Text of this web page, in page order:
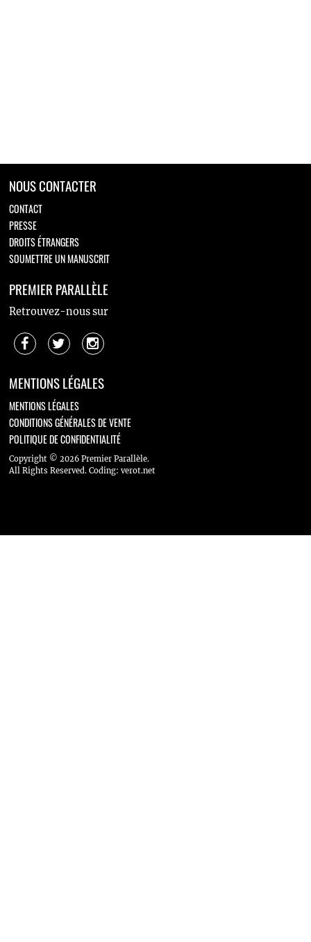
NOUS CONTACTER
CONTACT
PRESSE
DROITS ÉTRANGERS
SOUMETTRE UN MANUSCRIT
PREMIER PARALLÈLE
Retrouvez-nous sur
MENTIONS LÉGALES
MENTIONS LÉGALES
CONDITIONS GÉNÉRALES DE VENTE
POLITIQUE DE CONFIDENTIALITÉ
Copyright © 2026 Premier Parallèle.
All Rights Reserved. Coding: verot.net